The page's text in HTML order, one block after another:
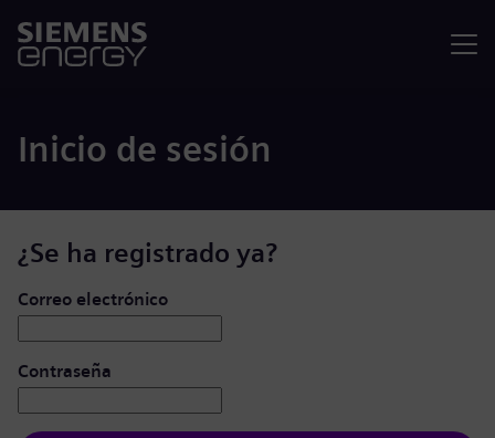
Inicio de sesión
¿Se ha registrado ya?
Iniciar de sesión: usuario y contraseña
Correo electrónico
Contraseña